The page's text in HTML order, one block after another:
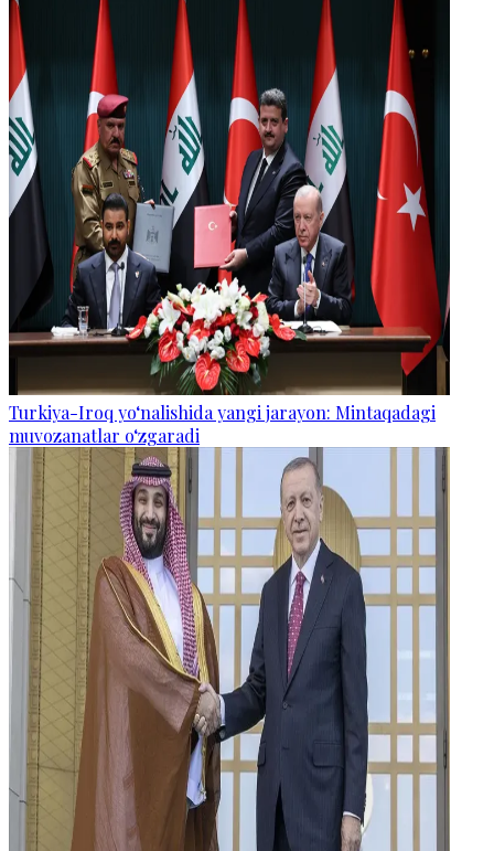
Turkiya-Iroq yo‘nalishida yangi jarayon: Mintaqadagi
muvozanatlar o‘zgaradi